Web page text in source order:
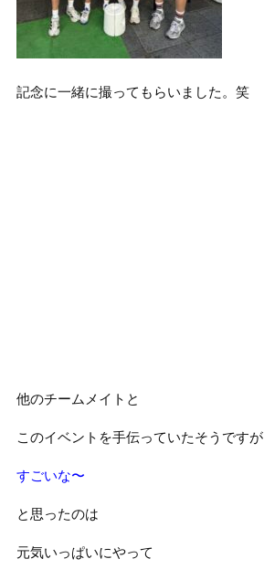
記念に一緒に撮ってもらいました。笑
他のチームメイトと
このイベントを手伝っていたそうですが
すごいな〜
と思ったのは
元気いっぱいにやって